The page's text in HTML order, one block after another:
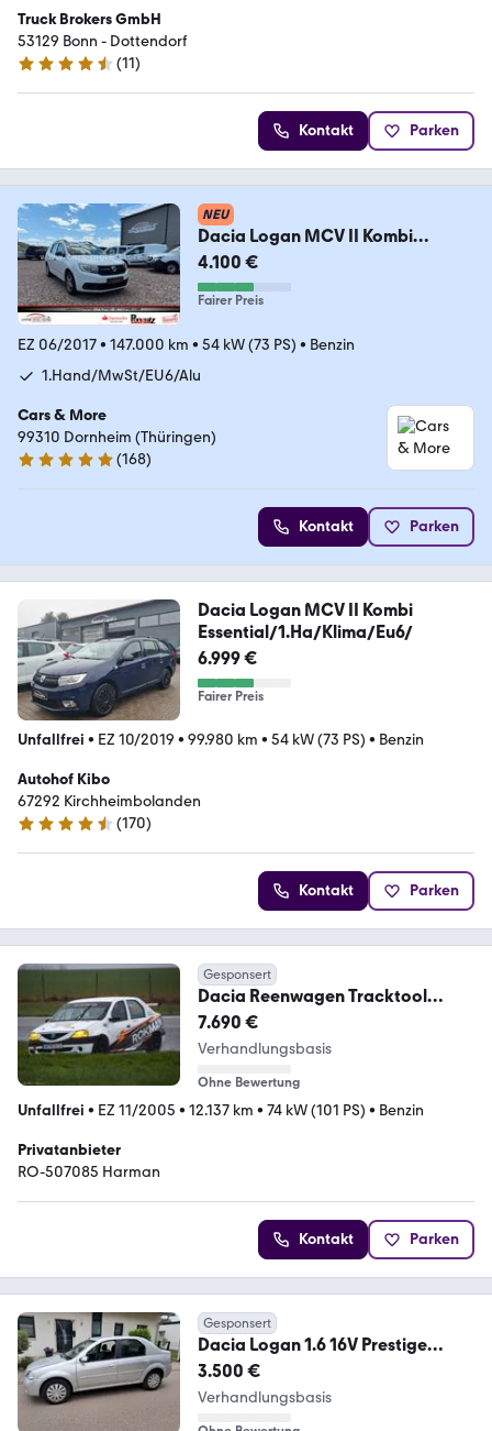
Truck Brokers GmbH
53129 Bonn - Dottendorf
4.7 Sterne
(11)
Kontakt Parken
NEU
Dacia Logan MCV II Kombi
Essentiel/1.Hand/MwSt/Euro6
4.100 €
Fairer Preis
EZ 06/2017• 147.000 km • 54 kW (73 PS) • Benzin
1.Hand/MwSt/EU6/Alu
Cars & More
99310 Dornheim (Thüringen)
4.9 Sterne
(168)
Kontakt Parken
Dacia Logan MCV II Kombi
Essential/1.Ha/Klima/Eu6/
6.999 €
Fairer Preis
Unfallfrei • EZ 10/2019 • 99.980 km • 54 kW (73 PS) • Benzin
Autohof Kibo
67292 Kirchheimbolanden
4.4 Sterne
(170)
Kontakt Parken
Gesponsert
Dacia Reenwagen Tracktool
Logan CUP 1.6 MPI
7.690 €
Verhandlungsbasis
Ohne Bewertung
Unfallfrei • EZ 11/2005 • 12.137 km • 74 kW (101 PS) • Benzin
Privatanbieter
RO-507085 Harman
Kontakt Parken
Gesponsert
Dacia Logan 1.6 16V Prestige
Prestige
3.500 €
Verhandlungsbasis